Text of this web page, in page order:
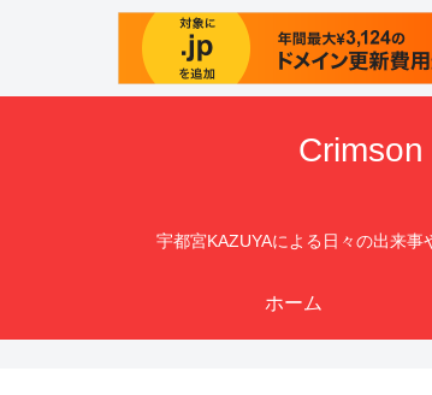
宇都宮KAZUYAによる日々の出来
ホーム